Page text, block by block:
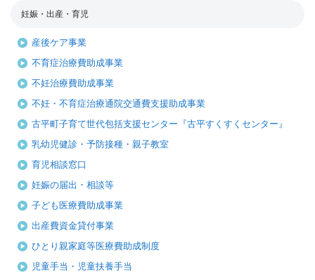
妊娠・出産・育児
産後ケア事業
不育症治療費助成事業
不妊治療費助成事業
不妊・不育症治療通院交通費支援助成事業
古平町子育て世代包括支援センター『古平すくすくセンター』
乳幼児健診・予防接種・親子教室
育児相談窓口
妊娠の届出・相談等
子ども医療費助成事業
出産費資金貸付事業
ひとり親家庭等医療費助成制度
児童手当・児童扶養手当